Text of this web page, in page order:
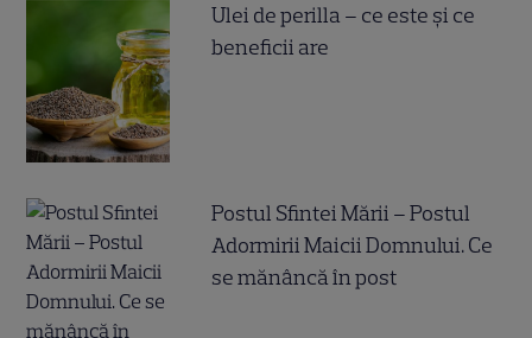
Ulei de perilla – ce este și ce
beneficii are
Postul Sfintei Mării – Postul
Adormirii Maicii Domnului. Ce
se mănâncă în post